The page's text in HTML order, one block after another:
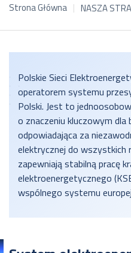
Strona Główna NASZA
Polskie Sieci
operatorem systemu
Polski. Jest to
o znaczeniu kluczowym
odpowiadająca za
elektrycznej do wszystkich
zapewniają stabilną pracę
elektroenergetycznego
wspólnego systemu